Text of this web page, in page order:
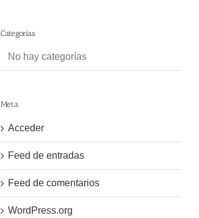
Categorías
No hay categorías
Meta
Acceder
Feed de entradas
Feed de comentarios
WordPress.org